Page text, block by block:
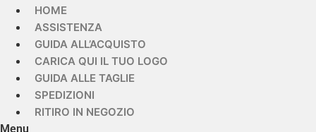
HOME
ASSISTENZA
GUIDA ALL’ACQUISTO
CARICA QUI IL TUO LOGO
GUIDA ALLE TAGLIE
SPEDIZIONI
RITIRO IN NEGOZIO
Menu